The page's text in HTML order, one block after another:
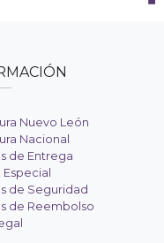
Nuevo León
Nacional
de Entrega
de Seguridad
de Reembolso